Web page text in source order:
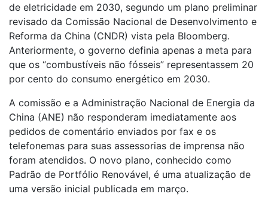
de eletricidade em 2030, segundo um plano preliminar
revisado da Comissão Nacional de Desenvolvimento e
Reforma da China (CNDR) vista pela Bloomberg.
Anteriormente, o governo definia apenas a meta para
que os “combustíveis não fósseis” representassem 20
por cento do consumo energético em 2030.
A comissão e a Administração Nacional de Energia da
China (ANE) não responderam imediatamente aos
pedidos de comentário enviados por fax e os
telefonemas para suas assessorias de imprensa não
foram atendidos. O novo plano, conhecido como
Padrão de Portfólio Renovável, é uma atualização de
uma versão inicial publicada em março.